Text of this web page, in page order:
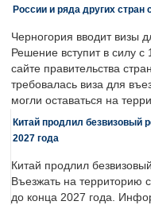
России и ряда других стран
Черногория вводит визы
Решение вступит в силу
сайте правительства
требовалась виза для
могли оставаться на
Китай продлил безвизовый
2027 года
Китай продлил
Въезжать на территорию
до конца 2027 года.